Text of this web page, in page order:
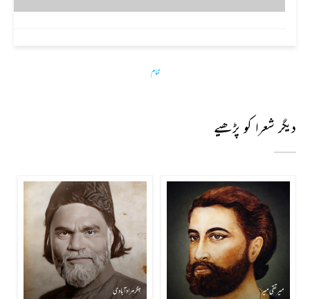
تمام
دیگر شعرا کو پڑھیے
میر تقی میر جگر مراد آبادی